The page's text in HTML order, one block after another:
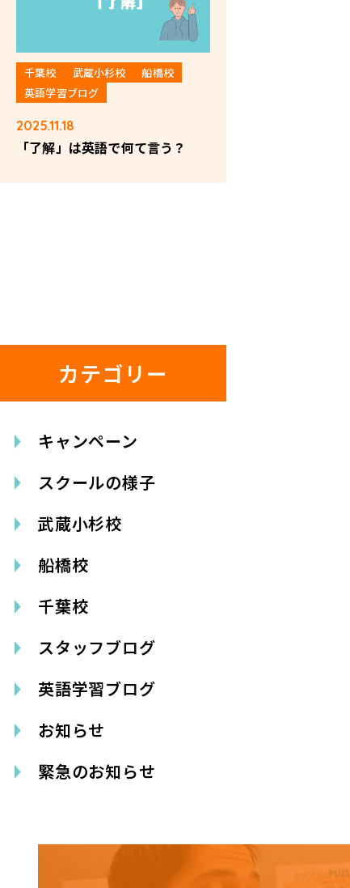
千葉校 武蔵小杉校
船橋校
英語学習ブログ
2025.11.18
「了解」は英語で何て言う？
カテゴリー
キャンペーン
スクールの様子
武蔵小杉校
船橋校
千葉校
スタッフブログ
英語学習ブログ
お知らせ
緊急のお知らせ